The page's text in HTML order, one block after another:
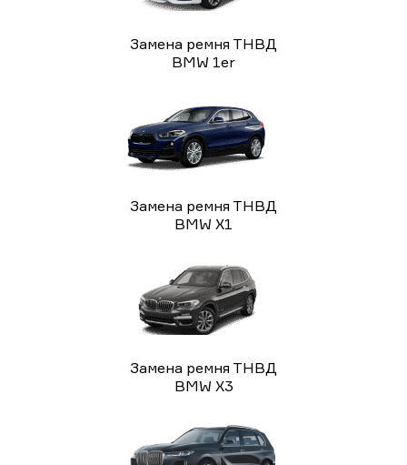
Замена ремня ТНВД
BMW 1er
Замена ремня ТНВД
BMW X1
Замена ремня ТНВД
BMW X3